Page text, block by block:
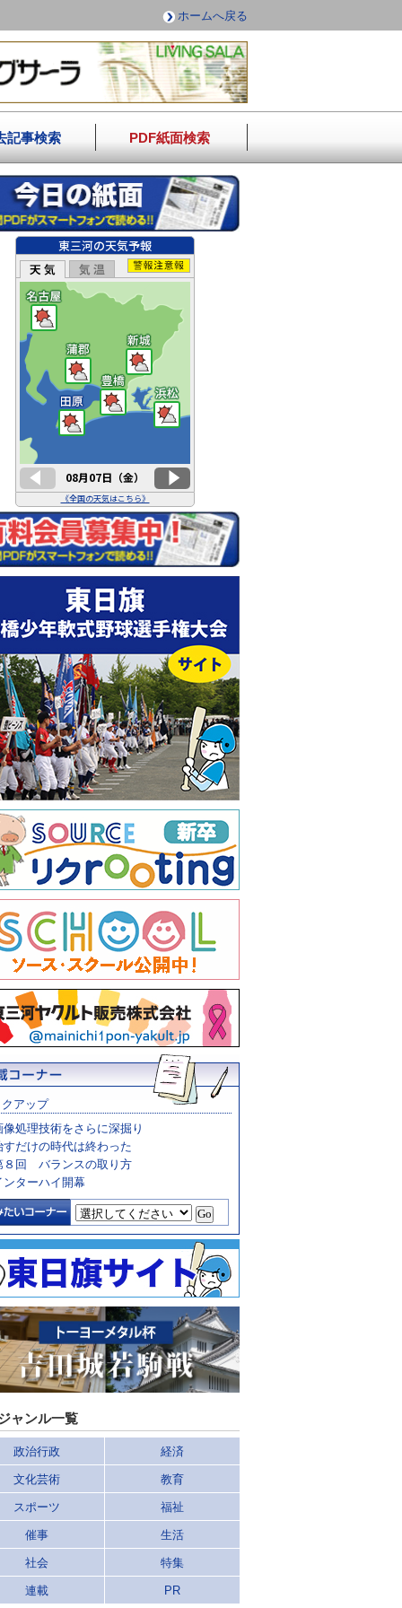
ホームへ戻る
記事検索 PDF紙面検索
アップ
像処理技術をさらに深掘り
すだけの時代は終わった
８回 バランスの取り方
ンターハイ開幕
ャンル一覧
政治行政 経済
文化芸術 教育
スポーツ 福祉
催事 生活
社会 特集
連載 PR